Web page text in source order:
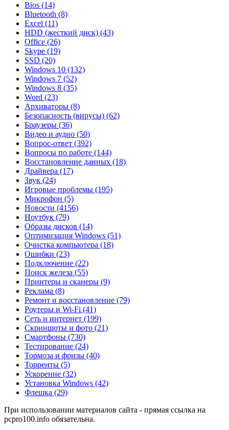
Bios (14)
Bluetooth (8)
Excel (11)
HDD (жесткий диск) (43)
Office (26)
Skype (19)
SSD (20)
Windows 10 (132)
Windows 7 (52)
Windows 8 (35)
Word (23)
Архиваторы (8)
Безопасность (вирусы) (62)
Браузеры (36)
Видео и аудио (50)
Вопрос-ответ (392)
Вопросы по работе (144)
Восстановление данных (18)
Драйвера (17)
Звук (24)
Игровые проблемы (195)
Микрофон (5)
Новости (4156)
Ноутбук (79)
Образы дисков (14)
Оптимизация Windows (51)
Очистка компьютера (18)
Ошибки (23)
Подключение (22)
Поиск железа (55)
Принтеры и сканеры (9)
Реклама (8)
Ремонт и восстановление (79)
Роутеры и Wi-Fi (41)
Сеть и интернет (199)
Скриншоты и фото (21)
Смартфоны (730)
Тестирование (24)
Тормоза и фризы (40)
Торренты (5)
Ускорение (32)
Установка Windows (42)
Флешка (29)
При использовании материалов сайта - прямая ссылка на
pcpro100.info обязательна.